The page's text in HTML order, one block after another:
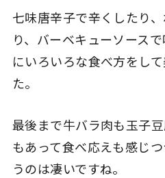
七味唐辛子で辛くしたり
り、バーベキューソース
にいろいろな食べ方をし
た。
最後まで牛バラ肉も玉子
もあって食べ応えも感じ
うのは凄いですね。